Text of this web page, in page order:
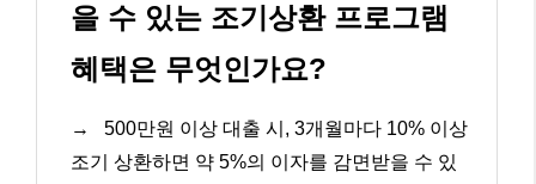
을 수 있는 조기상환 프로그램
혜택은 무엇인가요?
→
500만원 이상 대출 시, 3개월마다 10% 이상
조기 상환하면 약 5%의 이자를 감면받을 수 있